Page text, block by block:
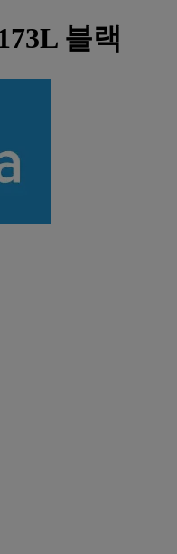
블랙